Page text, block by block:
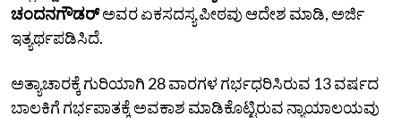
ಚಂದನಗೌಡರ್ಅವರ ಏಕಸದಸ್ಯ ಪೀಠವು ಆದೇಶ ಮಾಡಿ, ಅರ್ಜಿ
ಇತ್ಯರ್ಥಪಡಿಸಿದೆ.
ಅತ್ಯಾಚಾರಕ್ಕೆ ಗುರಿಯಾಗಿ 28 ವಾರಗಳ ಗರ್ಭಧರಿಸಿರುವ 13 ವರ್ಷದ
ಬಾಲಕಿಗೆ ಗರ್ಭಪಾತಕ್ಕೆ ಅವಕಾಶ ಮಾಡಿಕೊಟ್ಟಿರುವ ನ್ಯಾಯಾಲಯವು